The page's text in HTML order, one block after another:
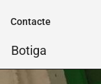
Contacte
Botiga